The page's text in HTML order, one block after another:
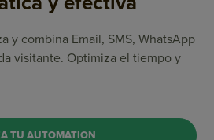
y combina Email, SMS, WhatsApp
visitante. Optimiza el tiempo y
TU AUTOMATION